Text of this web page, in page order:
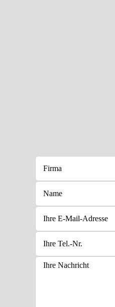
Bitte lasse dieses Feld leer.